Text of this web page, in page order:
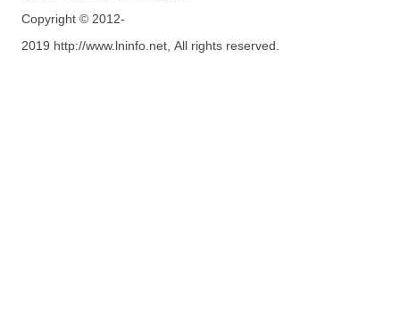
Copyright © 2012-
2019 http://www.lninfo.net, All rights reserved.